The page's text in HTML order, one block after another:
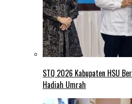
STQ 2026 Kabupaten HSU
Hadiah Umrah